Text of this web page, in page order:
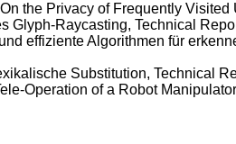
the Privacy of Frequently
Glyph-Raycasting, Technical
effiziente Algorithmen für
Substitution, Technical
Operation of a Robot